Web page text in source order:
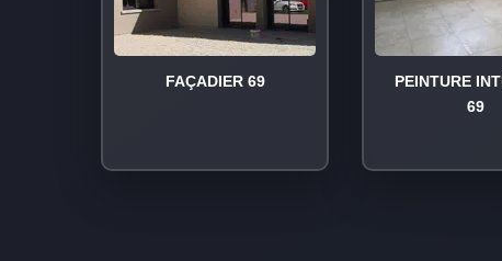
FAÇADIER 69
PEINTURE
69